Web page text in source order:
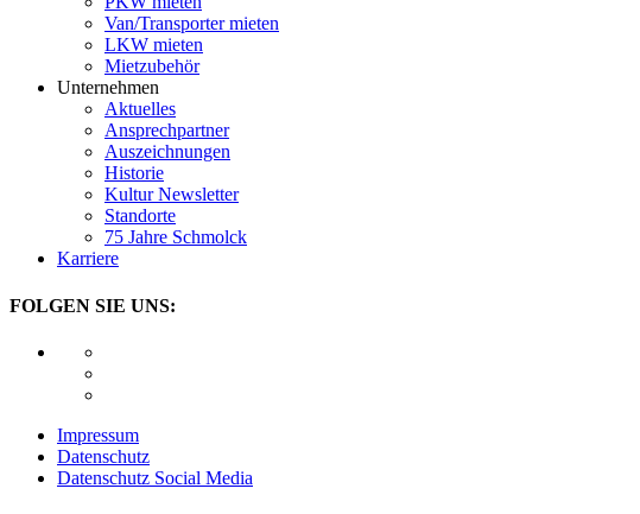
Van/Transporter mieten
LKW mieten
Mietzubehör
Unternehmen
Aktuelles
Ansprechpartner
Auszeichnungen
Historie
Kultur Newsletter
Standorte
75 Jahre Schmolck
Karriere
FOLGEN SIE UNS:
Impressum
Datenschutz
Datenschutz Social Media